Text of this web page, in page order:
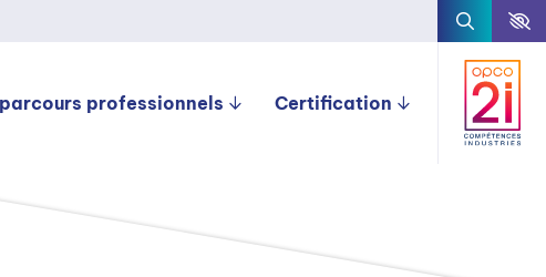
professionnels Certification